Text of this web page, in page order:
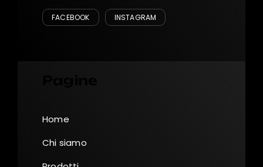
FACEBOOK INSTAGRAM
Home
Chi siamo